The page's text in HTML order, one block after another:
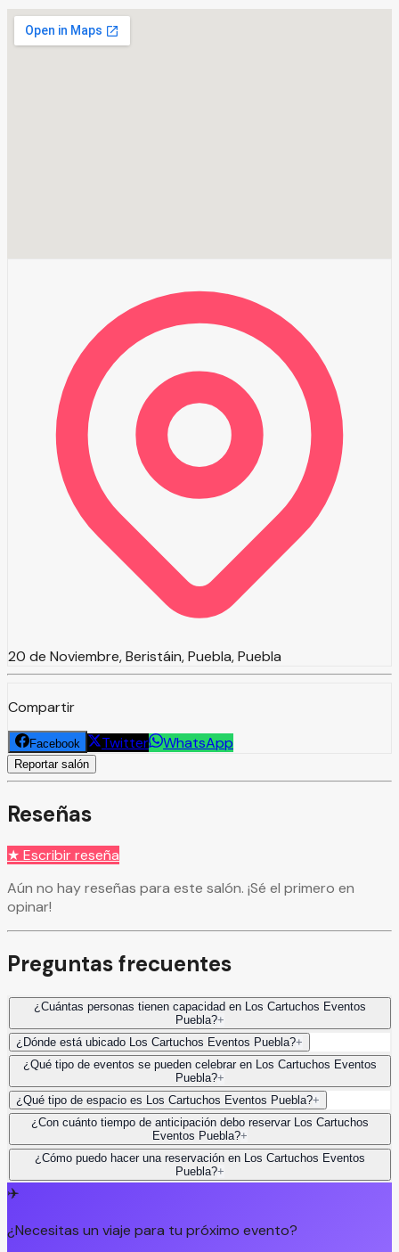
20 de Noviembre, Beristáin, Puebla, Puebla
Compartir
Facebook Twitter WhatsApp
Reportar salón
Reseñas
★ Escribir reseña
Aún no hay reseñas para este salón. ¡Sé el primero en
opinar!
Preguntas frecuentes
¿Cuántas personas tienen capacidad en Los Cartuchos Eventos
Puebla?+
¿Dónde está ubicado Los Cartuchos Eventos Puebla?+
¿Qué tipo de eventos se pueden celebrar en Los Cartuchos Eventos
Puebla?+
¿Qué tipo de espacio es Los Cartuchos Eventos Puebla?+
¿Con cuánto tiempo de anticipación debo reservar Los Cartuchos
Eventos Puebla?+
¿Cómo puedo hacer una reservación en Los Cartuchos Eventos
Puebla?+
✈️
¿Necesitas un viaje para tu próximo evento?